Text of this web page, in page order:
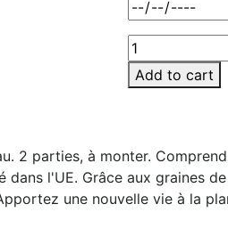
MO6690-
40
quantity
Add to cart
2 parties, à monter.
dans l'UE. Grâce aux graines
une nouvelle vie à la